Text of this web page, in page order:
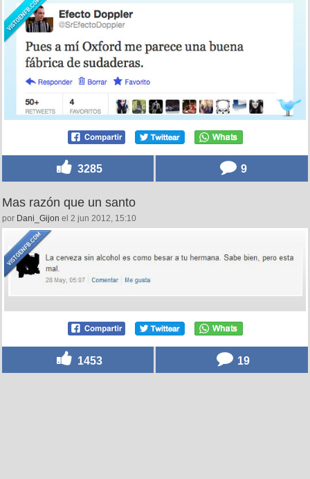
3285 9
Mas razón que un santo
por Dani_Gijon el 2 jun 2012, 15:10
1453 19